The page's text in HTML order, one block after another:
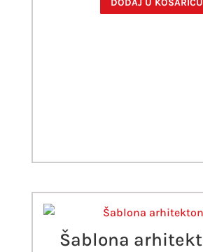
DODAJ U KOŠARICU
Šablona